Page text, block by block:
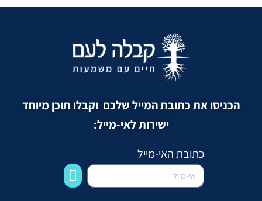
הכניסו את כתובת המייל שלכם וקבלו תוכן מיוחד
ישירות לאי-מייל:
כתובת האי-מייל